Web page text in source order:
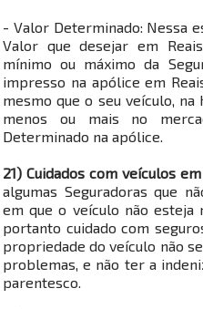
- Valor Determinado: Nessa
Valor que desejar em
mínimo ou máximo da
impresso na apólice em
mesmo que o seu veículo, na
menos ou mais no
Determinado na apólice.
21) Cuidados com veículos
algumas Seguradoras que
em que o veículo não esteja
portanto cuidado com
propriedade do veículo não
problemas, e não ter a
parentesco.